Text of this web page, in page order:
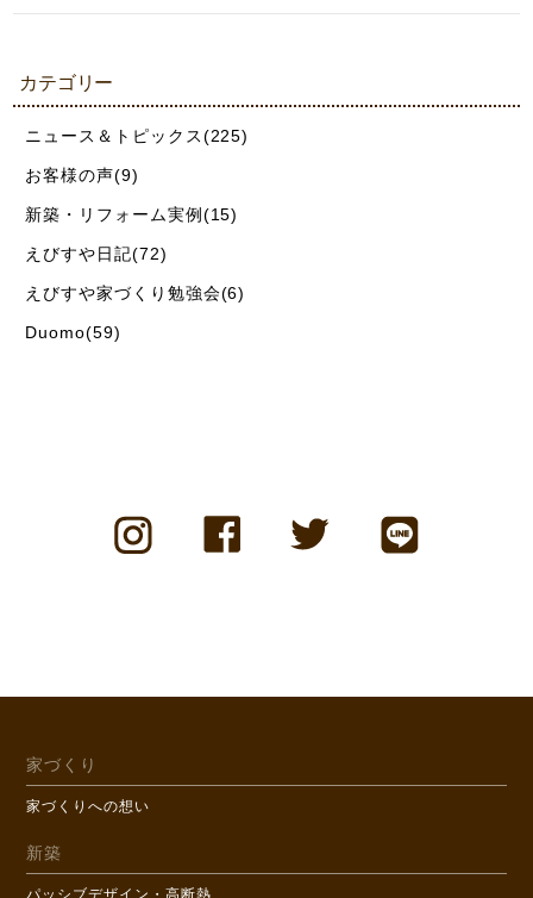
カテゴリー
ニュース＆トピックス(225)
お客様の声(9)
新築・リフォーム実例(15)
えびすや日記(72)
えびすや家づくり勉強会(6)
Duomo(59)
家づくり
家づくりへの想い
新築
パッシブデザイン・高断熱